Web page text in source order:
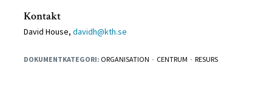
Kontakt
David House, davidh@kth.se
DOKUMENTKATEGORI: ORGANISATION CENTRUM RESURS